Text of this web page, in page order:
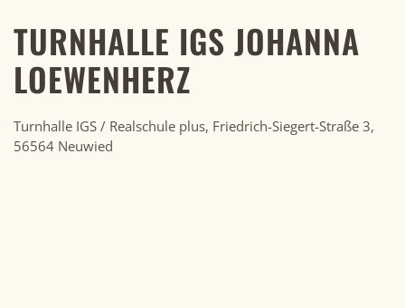
TURNHALLE IGS JOHANNA
LOEWENHERZ
Turnhalle IGS / Realschule plus, Friedrich-Siegert-Straße 3,
56564 Neuwied